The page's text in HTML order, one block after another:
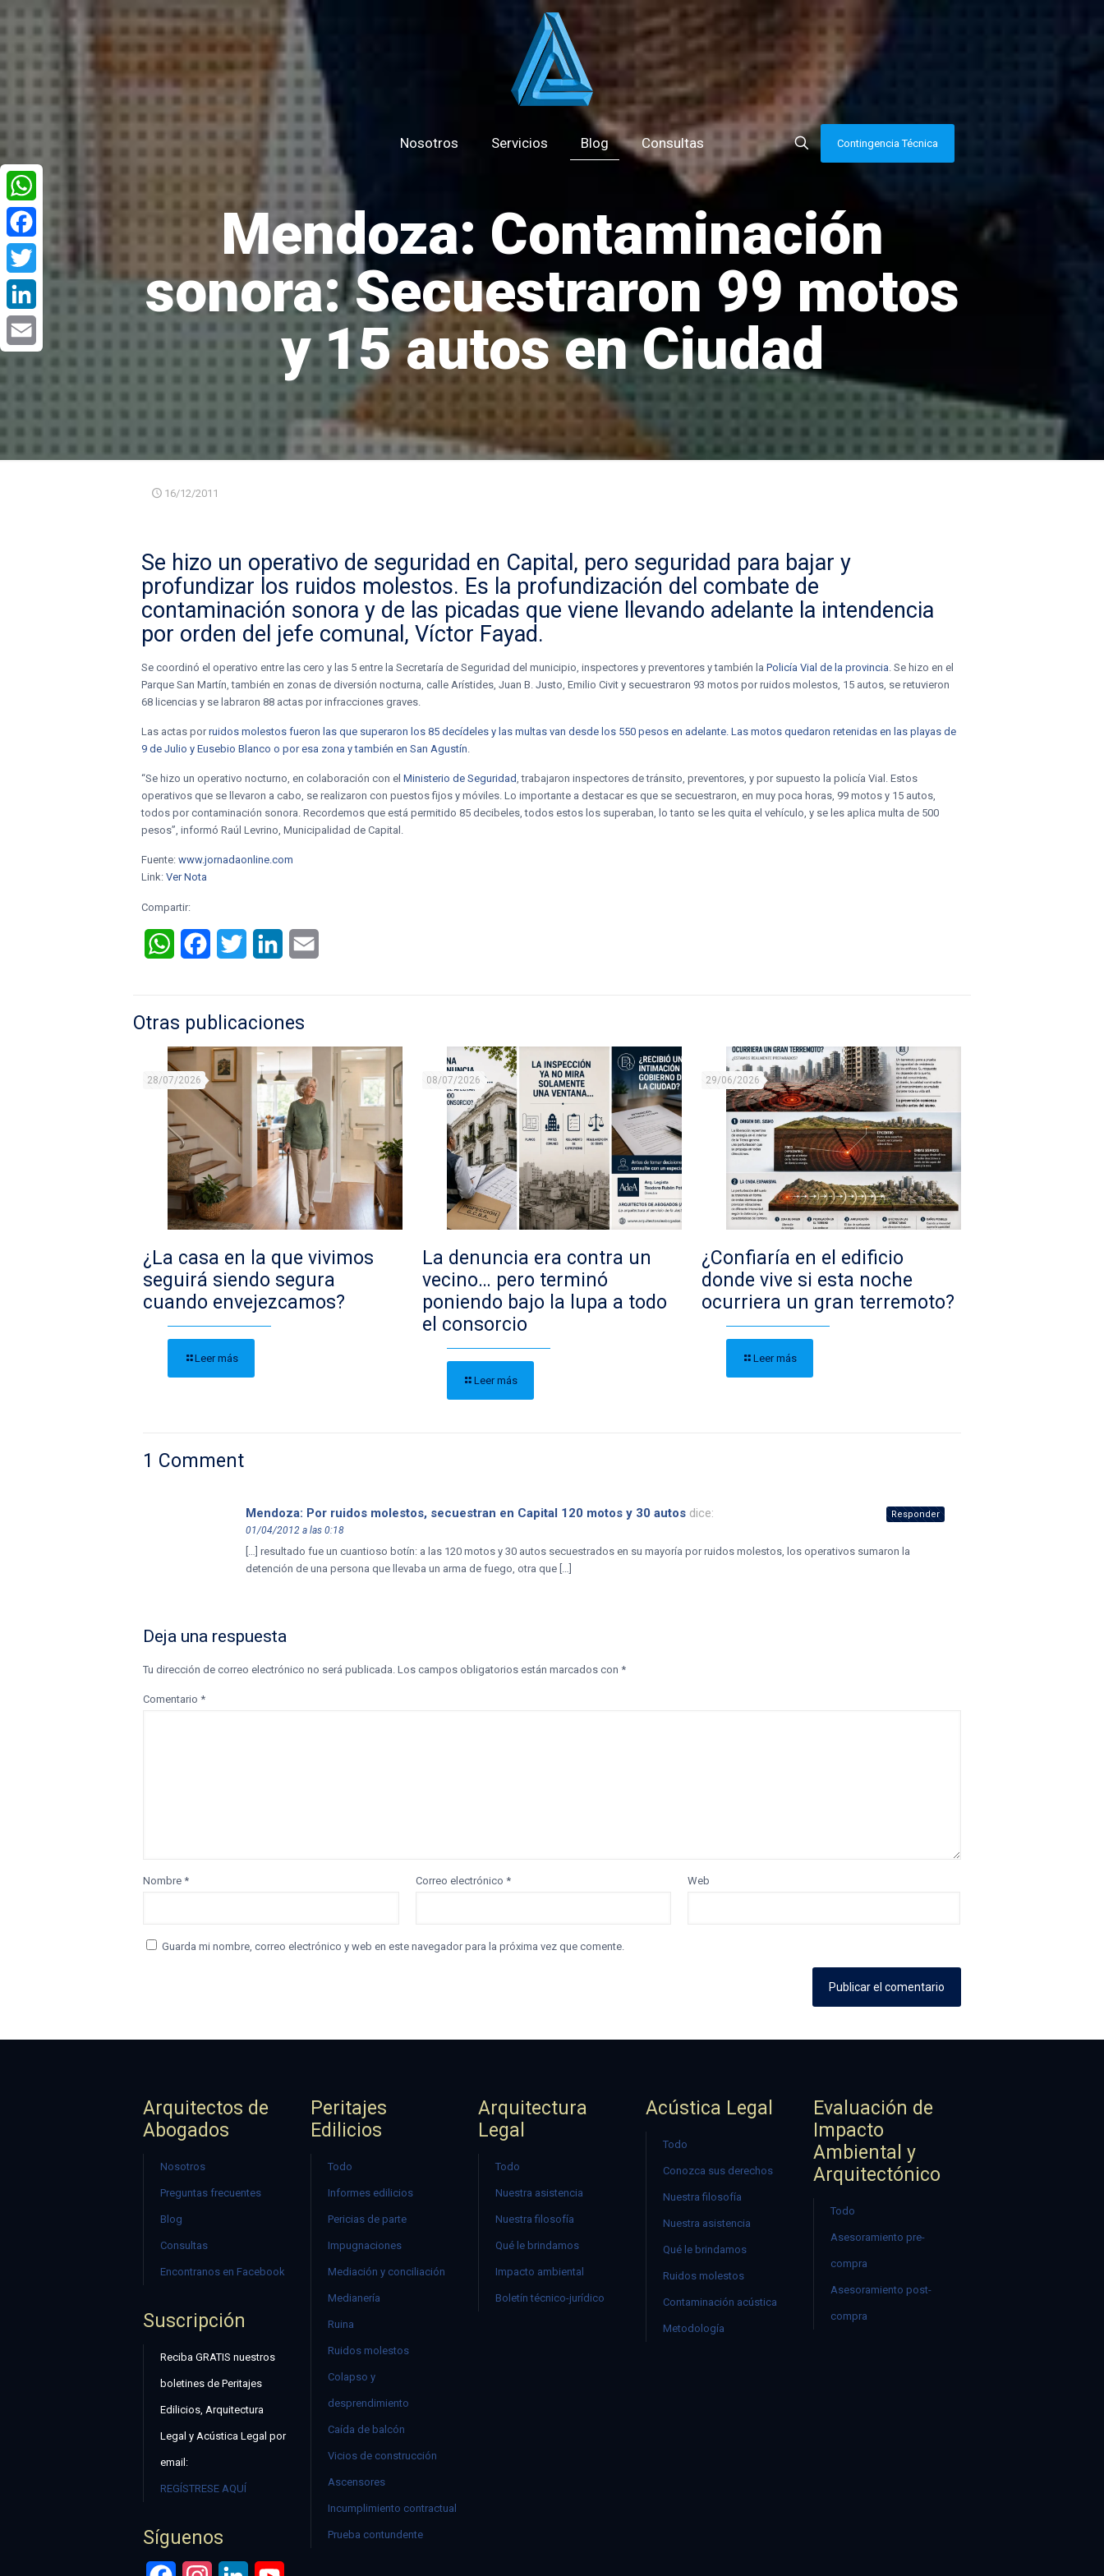
Nosotros Servicios Blog Consultas Contingencia Técnica
Mendoza: Contaminación
sonora: Secuestraron 99 motos
y 15 autos en Ciudad
16/12/2011
Se hizo un operativo de seguridad en Capital , pero seguridad para bajar y
profundizar los ruidos molestos. Es la profundización del combate de
contaminación sonora y de las picadas que viene llevando adelante la intendencia
por orden del jefe comunal, Víctor Fayad.
Se coordinó el operativo entre las cero y las 5 entre la Secretaría de Seguridad del municipio, inspectores y preventores y también laPolicía Vial de la provincia. Se hizo en el
Parque San Martín, también en zonas de diversión nocturna, calle Arístides, Juan B. Justo, Emilio Civit y secuestraron 93 motos por ruidos molestos, 15 autos, se retuvieron
68 licencias y se labraron 88 actas por infracciones graves.
Las actas porruidos molestos fueron las que superaron los 85 decídeles y las multas van desde los 550 pesos en adelante. Las motos quedaron retenidas en las playas de
9 de Julio y Eusebio Blanco o por esa zona y también en San Agustín.
“Se hizo un operativo nocturno, en colaboración con elMinisterio de Seguridad, trabajaron inspectores de tránsito, preventores, y por supuesto la policía Vial. Estos
operativos que se llevaron a cabo, se realizaron con puestos fijos y móviles. Lo importante a destacar es que se secuestraron, en muy poca horas, 99 motos y 15 autos,
todos por contaminación sonora. Recordemos que está permitido 85 decibeles, todos estos los superaban, lo tanto se les quita el vehículo, y se les aplica multa de 500
pesos”, informó Raúl Levrino, Municipalidad de Capital.
Fuente:www.jornadaonline.com
Link:Ver Nota
Compartir:
WhatsAppFacebookTwitter LinkedIn
Otras publicaciones
28/07/2026
¿La casa en la que vivimos
seguirá siendo segura
cuando envejezcamos?
Leer más
08/07/2026
La denuncia era contra un
vecino… pero terminó
poniendo bajo la lupa a todo
el consorcio
Leer más
29/06/2026
¿Confiaría en el edificio
donde vive si esta noche
ocurriera un gran terremoto?
Leer más
1 Comment
Mendoza: Por ruidos molestos, secuestran en Capital 120 motos y 30 autos dice:
01/04/2012 a las 0:18
[…] resultado fue un cuantioso botín: a las 120 motos y 30 autos secuestrados en su mayoría por ruidos molestos, los operativos sumaron la
detención de una persona que llevaba un arma de fuego, otra que […]
Responder
Deja una respuesta
Tu dirección de correo electrónico no será publicada. Los campos obligatorios están marcados con *
Comentario *
Nombre * Correo electrónico * Web
Guarda mi nombre, correo electrónico y web en este navegador para la próxima vez que comente.
Arquitectos de
Abogados
Nosotros
Preguntas frecuentes
Blog
Consultas
Encontranos en Facebook
Suscripción
Reciba GRATIS nuestros
boletines de Peritajes
Edilicios, Arquitectura
Legal y Acústica Legal por
email:
REGÍSTRESE AQUÍ
Síguenos
Peritajes
Edilicios
Todo
Informes edilicios
Pericias de parte
Impugnaciones
Mediación y conciliación
Medianería
Ruina
Ruidos molestos
Colapso y
desprendimiento
Caída de balcón
Vicios de construcción
Ascensores
Incumplimiento contractual
Prueba contundente
Arquitectura
Legal
Todo
Nuestra asistencia
Nuestra filosofía
Qué le brindamos
Impacto ambiental
Boletín técnico-jurídico
Acústica Legal
Todo
Conozca sus derechos
Nuestra filosofía
Nuestra asistencia
Qué le brindamos
Ruidos molestos
Contaminación acústica
Metodología
Evaluación de
Impacto
Ambiental y
Arquitectónico
Todo
Asesoramiento pre-
compra
Asesoramiento post-
compra
WhatsApp
Facebook
Twitter
LinkedIn
Email